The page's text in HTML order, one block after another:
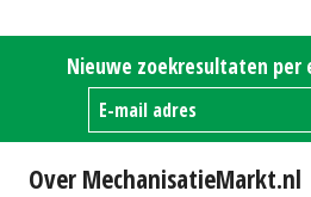
Nieuwe zoekresultaten per
Over MechanisatieMarkt.nl